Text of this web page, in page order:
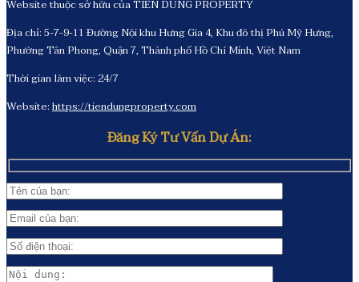
Website thuộc sở hữu của TIẾN DŨNG PROPERTY
Địa chỉ: 5-7-9-11 Đường Nội khu Hưng Gia 4, Khu đô thị Phú Mỹ Hưng,
Phường Tân Phong, Quận 7, Thành phố Hồ Chí Minh, Việt Nam
Thời gian làm việc: 24/7
Website:https://tiendungproperty.com
Đăng Ký Tư Vấn Dự Án: